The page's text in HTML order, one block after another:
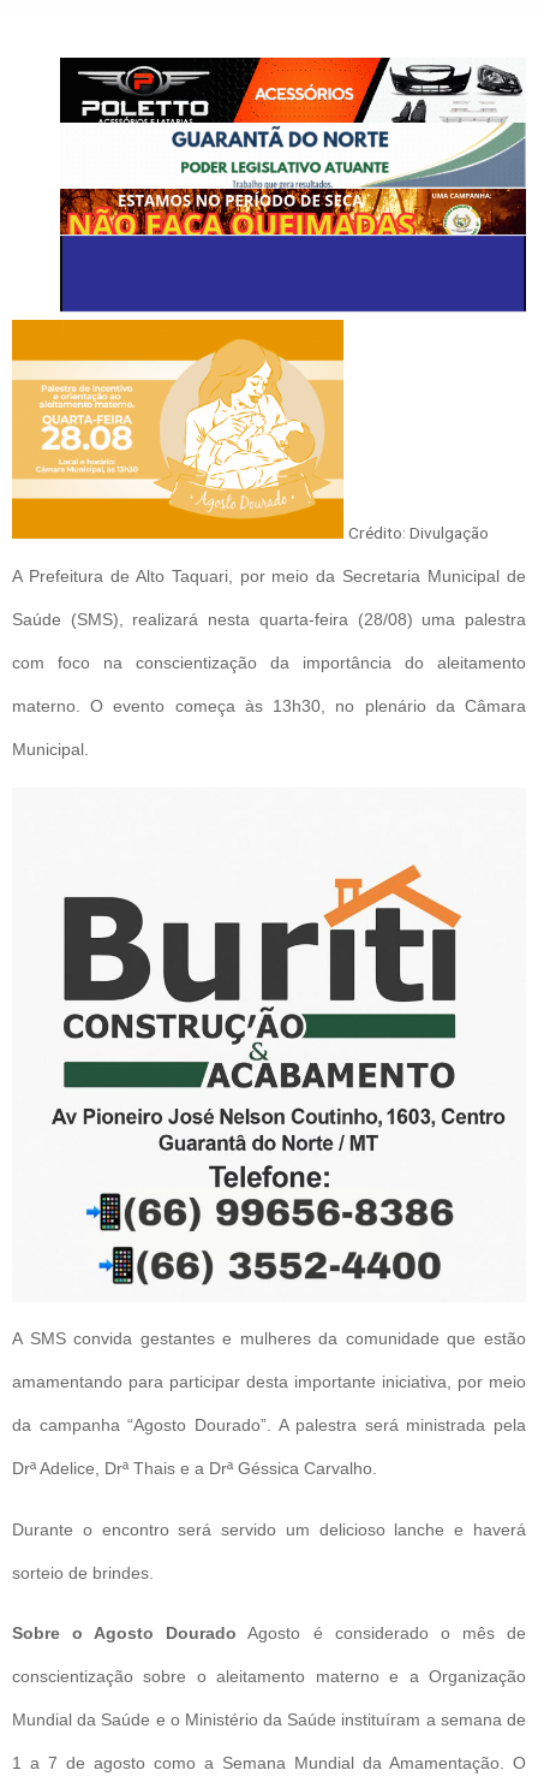
Crédito: Divulgação
A Prefeitura de Alto Taquari, por meio da Secretaria Municipal de
Saúde (SMS), realizará nesta quarta-feira (28/08) uma palestra
com foco na conscientização da importância do aleitamento
materno. O evento começa às 13h30, no plenário da Câmara
Municipal.
A SMS convida gestantes e mulheres da comunidade que estão
amamentando para participar desta importante iniciativa, por meio
da campanha “Agosto Dourado”. A palestra será ministrada pela
Drª Adelice, Drª Thais e a Drª Géssica Carvalho.
Durante o encontro será servido um delicioso lanche e haverá
sorteio de brindes.
Sobre o Agosto Dourado Agosto é considerado o mês de
conscientização sobre o aleitamento materno e a Organização
Mundial da Saúde e o Ministério da Saúde instituíram a semana de
1 a 7 de agosto como a Semana Mundial da Amamentação. O